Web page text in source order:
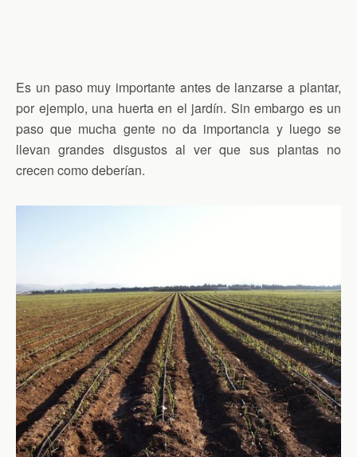
Es un paso muy importante antes de lanzarse a plantar,
por ejemplo, una huerta en el jardín. Sin embargo es un
paso que mucha gente no da importancia y luego se
llevan grandes disgustos al ver que sus plantas no
crecen como deberían.